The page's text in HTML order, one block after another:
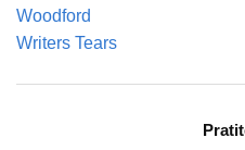
Woodford
Writers Tears